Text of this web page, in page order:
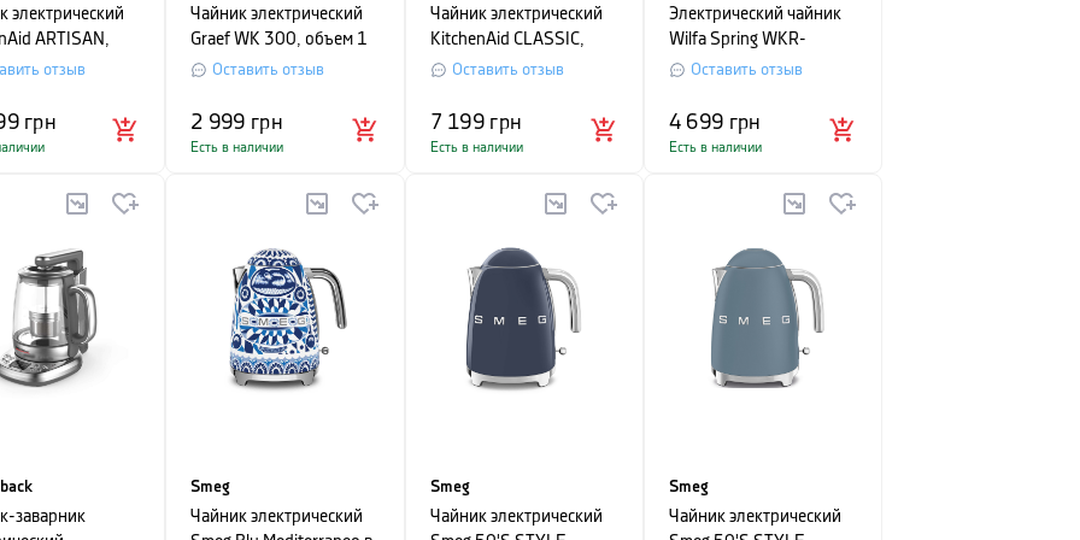
электрический
ARTISAN,
л, черный
отзыв
грн
Чайник электрический
Graef WK 300, объем 1
л, прозрачный
Оставить отзыв
2 999 грн
Есть в наличии
Чайник электрический
KitchenAid CLASSIC,
объем 1,25 л, кремовый
Оставить отзыв
7 199 грн
Есть в наличии
Электрический чайник
Wilfa Spring WKR-
2000B, черный
Оставить отзыв
4 699 грн
Есть в наличии
заварник
Smeg
Чайник электрический
Smeg
Чайник электрический
Smeg
Чайник электрический